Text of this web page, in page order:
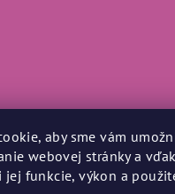
aby sme vám
webovej stránky a
jej funkcie, výkon a
platby